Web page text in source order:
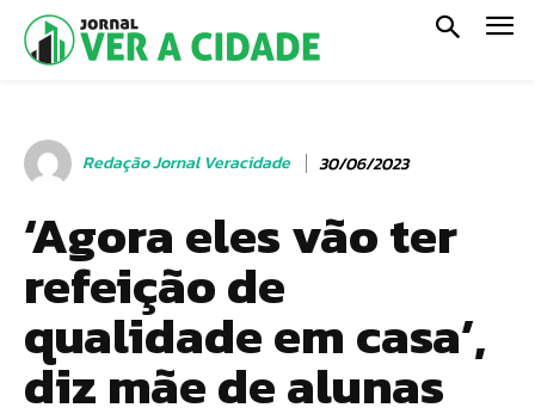
Redação Jornal Veracidade 30/06/2023
‘Agora eles vão ter
refeição de
qualidade em casa’,
diz mãe de alunas